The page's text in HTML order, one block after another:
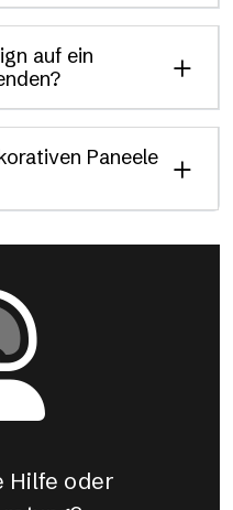
auf ein
Paneele
Hilfe oder